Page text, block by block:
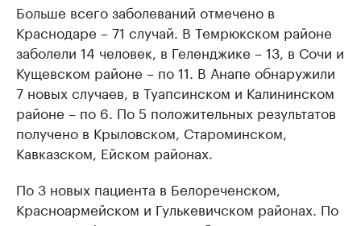
Больше всего заболеваний отмечено в
Краснодаре – 71 случай. В Темрюкском районе
заболели 14 человек, в Геленджике – 13, в Сочи и
Кущевском районе – по 11. В Анапе обнаружили
7 новых случаев, в Туапсинском и Калининском
районе – по 6. По 5 положительных результатов
получено в Крыловском, Староминском,
Кавказском, Ейском районах.
По 3 новых пациента в Белореченском,
Красноармейском и Гулькевичском районах. По